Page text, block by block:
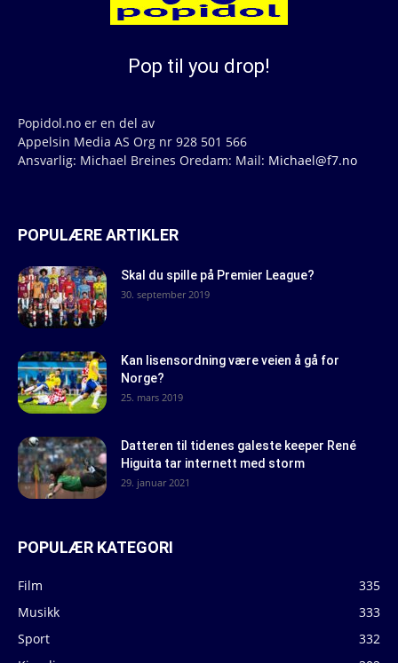
Pop til you drop!
Popidol.no er en del av
Appelsin Media AS Org nr 928 501 566
Ansvarlig: Michael Breines Oredam: Mail: Michael@f7.no
POPULÆRE ARTIKLER
Skal du spille på Premier League?
30. september 2019
Kan lisensordning være veien å gå for
Norge?
25. mars 2019
Datteren til tidenes galeste keeper René
Higuita tar internett med storm
29. januar 2021
POPULÆR KATEGORI
Film
335
Musikk
333
Sport
332